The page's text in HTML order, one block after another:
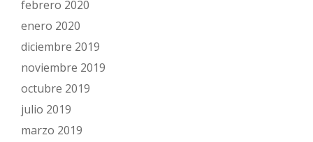
febrero 2020
enero 2020
diciembre 2019
noviembre 2019
octubre 2019
julio 2019
marzo 2019